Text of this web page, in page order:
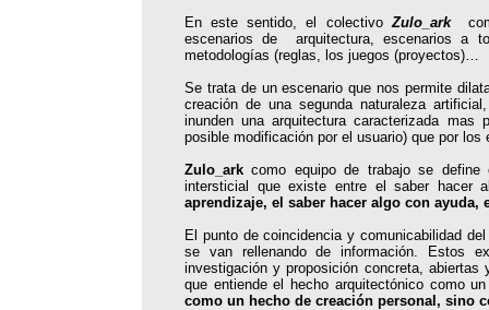
En este sentido, el colectivo Zulo_ark
escenarios de arquitectura, escenarios a
metodologías (reglas, los juegos (proyectos)…
Se trata de un escenario que nos permite
creación de una segunda naturaleza
inunden una arquitectura caracterizada
posible modificación por el usuario) que por los
Zulo_arkcomo equipo de trabajo se define
intersticial que existe entre el saber hacer
aprendizaje, el saber hacer algo con
El punto de coincidencia y comunicabilidad
se van rellenando de información. Estos
investigación y proposición concreta,
que entiende el hecho arquitectónico como
como un hecho de creación personal, sino